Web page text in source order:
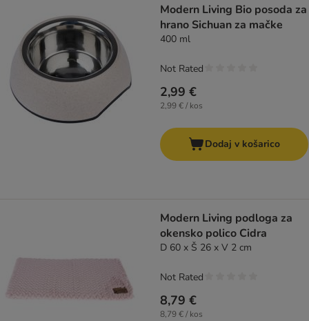
Modern Living Bio posoda za
hrano Sichuan za mačke
400 ml
2,99 €
2,99 € / kos
Not Rated
Dodaj v košarico
Modern Living podloga za
okensko polico Cidra
D 60 x Š 26 x V 2 cm
8,79 €
8,79 € / kos
Not Rated